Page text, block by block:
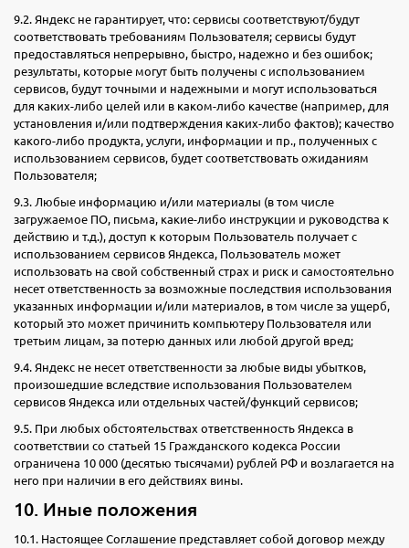
9.2. Яндекс не гарантирует, что: сервисы соответствуют/будут
соответствовать требованиям Пользователя; сервисы будут
предоставляться непрерывно, быстро, надежно и без ошибок;
результаты, которые могут быть получены с использованием
сервисов, будут точными и надежными и могут использоваться
для каких-либо целей или в каком-либо качестве (например, для
установления и/или подтверждения каких-либо фактов); качество
какого-либо продукта, услуги, информации и пр., полученных с
использованием сервисов, будет соответствовать ожиданиям
Пользователя;
9.3. Любые информацию и/или материалы (в том числе
загружаемое ПО, письма, какие-либо инструкции и руководства к
действию и т.д.), доступ к которым Пользователь получает с
использованием сервисов Яндекса, Пользователь может
использовать на свой собственный страх и риск и самостоятельно
несет ответственность за возможные последствия использования
указанных информации и/или материалов, в том числе за ущерб,
который это может причинить компьютеру Пользователя или
третьим лицам, за потерю данных или любой другой вред;
9.4. Яндекс не несет ответственности за любые виды убытков,
произошедшие вследствие использования Пользователем
сервисов Яндекса или отдельных частей/функций сервисов;
9.5. При любых обстоятельствах ответственность Яндекса в
соответствии со статьей 15 Гражданского кодекса России
ограничена 10 000 (десятью тысячами) рублей РФ и возлагается на
него при наличии в его действиях вины.
10. Иные положения
10.1. Настоящее Соглашение представляет собой договор между